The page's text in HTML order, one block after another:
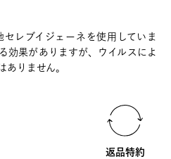
レブイジェーネを使用していま
効果がありますが、ウイルスによ
ありません。
返品特約